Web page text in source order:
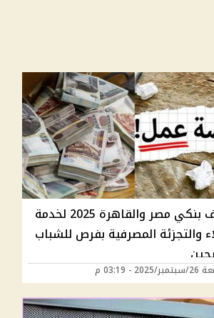
وظائف بنكي مصر والقاهرة 2025 لخدمة
والتجزئة المصرفية بفرص للشباب
- 03:19 م